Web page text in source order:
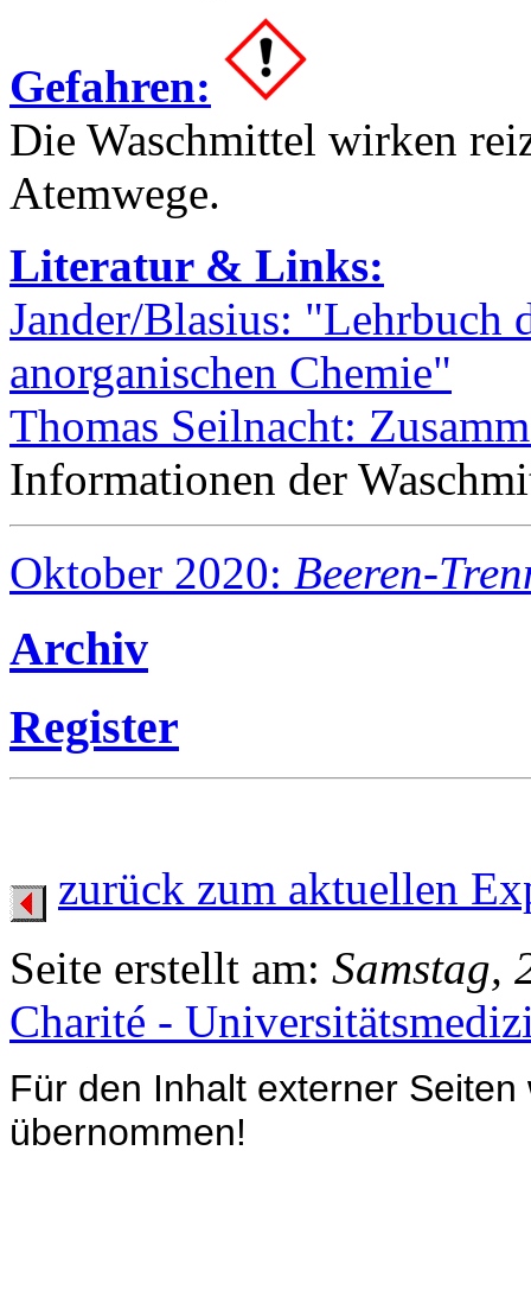
Gefahren:
Die Waschmittel wirken
Atemwege.
Literatur & Links:
Jander/Blasius: "Lehrbuch
anorganischen Chemie"
Thomas Seilnacht:
Informationen der
Oktober 2020: Beeren-
Archiv
Register
zurück zum aktuellen
Seite erstellt am: Samstag,
Charité -
Für den Inhalt externer
übernommen!